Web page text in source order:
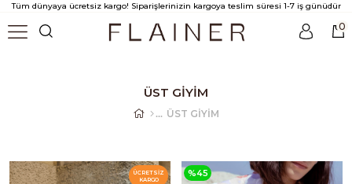
Tüm dünyaya ücretsiz kargo! Siparişlerinizin kargoya teslim süresi 1-7 iş günüdür
0
ÜST GİYİM
ÜST GİYİM
ÜCRETSIZ
KARGO
%45